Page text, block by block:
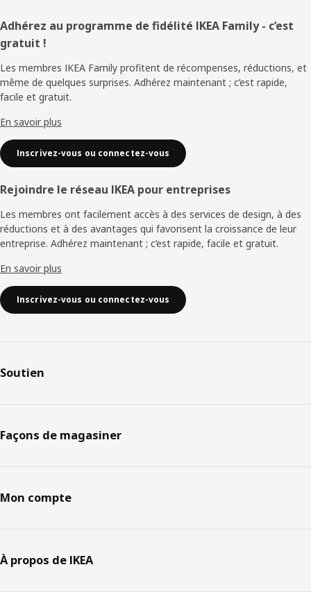
Pied
de
page
Adhérez au programme de fidélité IKEA Family - c’est
gratuit !
Les membres IKEA Family profitent de récompenses, réductions, et
même de quelques surprises. Adhérez maintenant ; c’est rapide,
facile et gratuit.
En savoir plus
Inscrivez-vous ou connectez-vous
Rejoindre le réseau IKEA pour entreprises
Les membres ont facilement accès à des services de design, à des
réductions et à des avantages qui favorisent la croissance de leur
entreprise. Adhérez maintenant ; c’est rapide, facile et gratuit.
En savoir plus
Inscrivez-vous ou connectez-vous
Soutien
Façons de magasiner
Mon compte
À propos de IKEA